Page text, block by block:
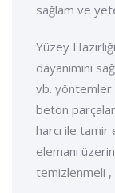
sağlam ve
Yüzey
dayanımını
vb. yöntemler
beton
harcı ile tamir
elemanı
temizlenmeli ,